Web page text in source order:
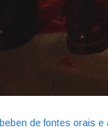
beben de fontes orais